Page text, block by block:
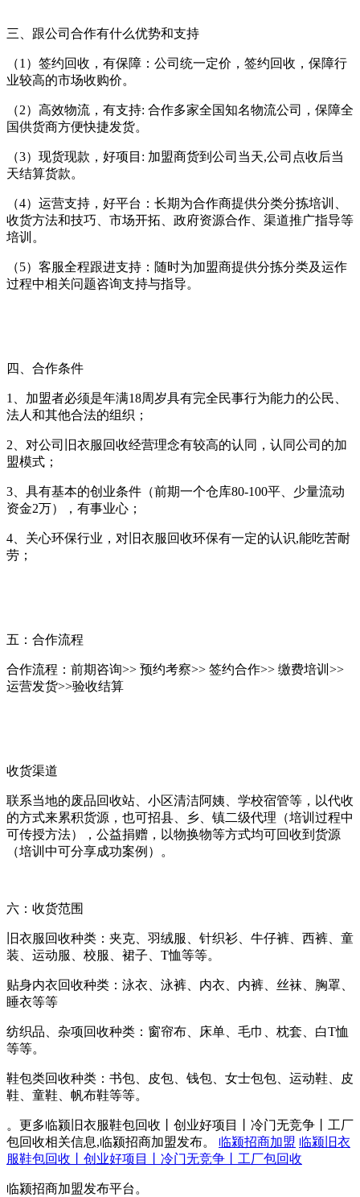
三、跟公司合作有什么优势和支持
（1）签约回收，有保障：公司统一定价，签约回收，保障行
业较高的市场收购价。
（2）高效物流，有支持: 合作多家全国知名物流公司，保障全
国供货商方便快捷发货。
（3）现货现款，好项目: 加盟商货到公司当天,公司点收后当
天结算货款。
（4）运营支持，好平台：长期为合作商提供分类分拣培训、
收货方法和技巧、市场开拓、政府资源合作、渠道推广指导等
培训。
（5）客服全程跟进支持：随时为加盟商提供分拣分类及运作
过程中相关问题咨询支持与指导。
四、合作条件
1、加盟者必须是年满18周岁具有完全民事行为能力的公民、
法人和其他合法的组织；
2、对公司旧衣服回收经营理念有较高的认同，认同公司的加
盟模式；
3、具有基本的创业条件（前期一个仓库80-100平、少量流动
资金2万），有事业心；
4、关心环保行业，对旧衣服回收环保有一定的认识,能吃苦耐
劳；
五：合作流程
合作流程：前期咨询>> 预约考察>> 签约合作>> 缴费培训>>
运营发货>>验收结算
收货渠道
联系当地的废品回收站、小区清洁阿姨、学校宿管等，以代收
的方式来累积货源，也可招县、乡、镇二级代理（培训过程中
可传授方法），公益捐赠，以物换物等方式均可回收到货源
（培训中可分享成功案例）。
六：收货范围
旧衣服回收种类：夹克、羽绒服、针织衫、牛仔裤、西裤、童
装、运动服、校服、裙子、T恤等等。
贴身内衣回收种类：泳衣、泳裤、内衣、内裤、丝袜、胸罩、
睡衣等等
纺织品、杂项回收种类：窗帘布、床单、毛巾、枕套、白T恤
等等。
鞋包类回收种类：书包、皮包、钱包、女士包包、运动鞋、皮
鞋、童鞋、帆布鞋等等。
。更多临颍旧衣服鞋包回收丨创业好项目丨冷门无竞争丨工厂
包回收相关信息,临颍招商加盟发布。 临颍招商加盟 临颍旧衣
服鞋包回收丨创业好项目丨冷门无竞争丨工厂包回收
临颍招商加盟发布平台。